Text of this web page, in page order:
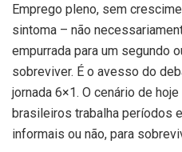
Emprego pleno, sem
sintoma – não
empurrada para um segundo
sobreviver. É o avesso do
jornada 6×1. O cenário de
brasileiros trabalha períodos
informais ou não, para